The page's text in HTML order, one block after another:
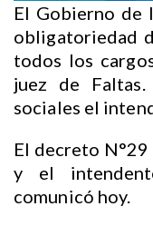
El Gobierno de
obligatoriedad
todos los
juez de
sociales el
El decreto
y el
comunicó hoy.